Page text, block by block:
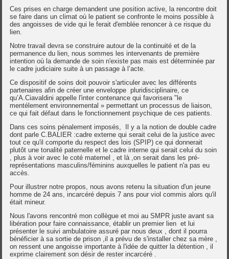
Ces prises en charge demandent une position active, la rencontre doit
se faire dans un climat où le patient se confronte le moins possible à
des angoisses de vide qui le ferait d'emblée renoncer à ce risque du
lien.
Notre travail devra se construire autour de la continuité et de la
permanence du lien, nous sommes les intervenants de première
intention où la demande de soin n'existe pas mais est déterminée par
le cadre judiciaire suite à un passage à l’acte.
Ce dispositif de soins doit pouvoir s'articuler avec les différents
partenaires afin de créer une enveloppe pluridisciplinaire, ce
qu’A.Ciavaldini appelle l'inter contenance qui favorisera "le
mentélement environnemental » permettant un processus de liaison,
ce qui fait défaut dans le fonctionnement psychique de ces patients.
Dans ces soins pénalement imposés, Il y a la notion de double cadre
dont parle C.BALIER :cadre externe qui serait celui de la justice avec
tout ce qu'il comporte du respect des lois (SPIP) ce qui donnerait
plutôt une tonalité paternelle et le cadre interne qui serait celui du soin
, plus à voir avec le coté maternel , et là ,on serait dans les pré-
représentations masculins/féminins auxquelles le patient n'a pas eu
accès.
Pour illustrer notre propos, nous avons retenu la situation d'un jeune
homme de 24 ans, incarcéré depuis 7 ans pour viol commis alors qu'il
était mineur.
Nous l'avons rencontré mon collègue et moi au SMPR juste avant sa
libération pour faire connaissance, établir un premier lien et lui
présenter le suivi ambulatoire assuré par nous deux , dont il pourra
bénéficier à sa sortie de prison ,il a prévu de s'installer chez sa mère ,
on ressent une angoisse importante à l'idée de quitter la détention , il
exprime clairement son désir de rester incarcéré .